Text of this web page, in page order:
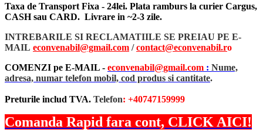
Taxa de Transport Fixa - 24lei. Plata ramburs la curier Cargus,
CASH sau CARD. Livrare in ~2-3 zile.
INTREBARILE SI RECLAMATIILE SE PREIAU PE E-
MAIL econvenabil@gmail.com /contact@econvenabil.ro
COMENZI pe E-MAIL - econvenabil@gmail.com : Nume,
adresa, numar telefon mobil, cod produs si cantitate.
Preturile includ TVA. Telefon: +40747159999
Comanda Rapid fara cont, CLICK AICI!